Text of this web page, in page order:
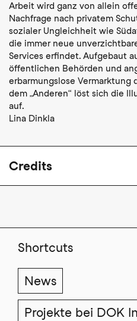
Arbeit wird ganz von allein
Nachfrage nach privatem
sozialer Ungleichheit wie
die immer neue
Services erfindet. Aufgebaut
öffentlichen Behörden und
erbarmungslose Vermarktung
dem „Anderen“ löst sich die
auf.
Lina Dinkla
Credits
Shortcuts
News
Projekte bei DOK